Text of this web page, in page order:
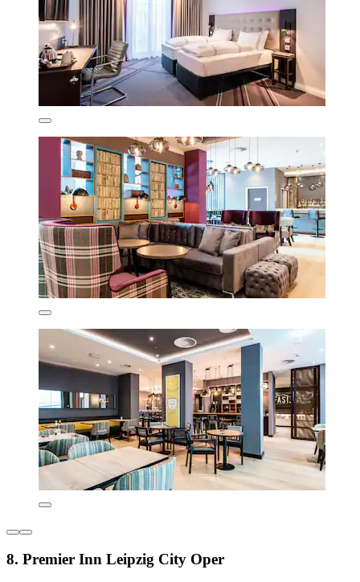
8. Premier Inn Leipzig City Oper